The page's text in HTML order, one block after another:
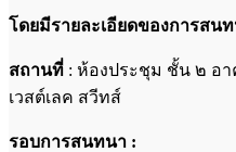
โดยมีรายละเอียดของการสน
สถานที่ : ห้องประชุม ชั้น ๒ อ
เวสต์เลค สวีทส์
รอบการสนทนา :